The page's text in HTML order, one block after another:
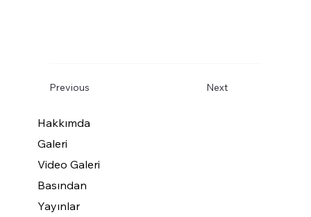
Previous Next
Hakkımda
Galeri
Video Galeri
Basından
Yayınlar